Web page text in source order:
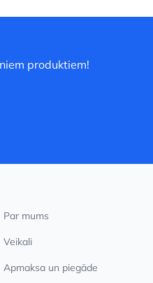
produktiem!
Par mums
Veikali
Apmaksa un piegāde